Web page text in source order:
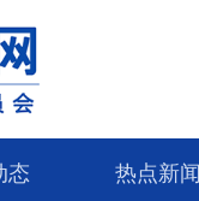
态 热点新闻